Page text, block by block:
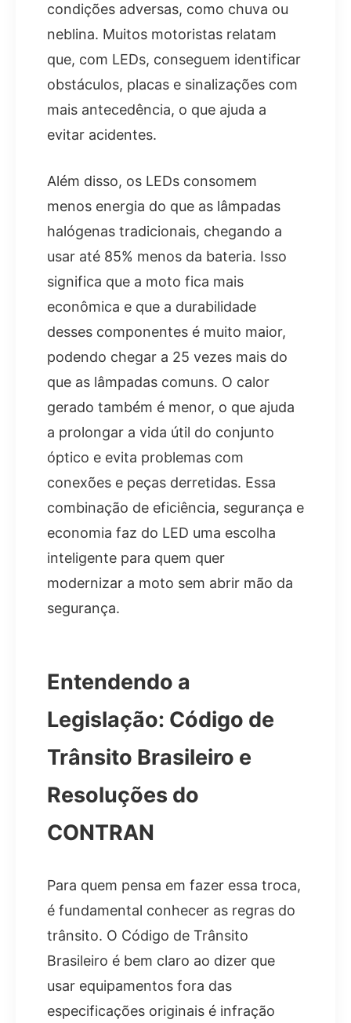
condições adversas, como chuva ou
neblina. Muitos motoristas relatam
que, com LEDs, conseguem identificar
obstáculos, placas e sinalizações com
mais antecedência, o que ajuda a
evitar acidentes.
Além disso, os LEDs consomem
menos energia do que as lâmpadas
halógenas tradicionais, chegando a
usar até 85% menos da bateria. Isso
significa que a moto fica mais
econômica e que a durabilidade
desses componentes é muito maior,
podendo chegar a 25 vezes mais do
que as lâmpadas comuns. O calor
gerado também é menor, o que ajuda
a prolongar a vida útil do conjunto
óptico e evita problemas com
conexões e peças derretidas. Essa
combinação de eficiência, segurança e
economia faz do LED uma escolha
inteligente para quem quer
modernizar a moto sem abrir mão da
segurança.
Entendendo a
Legislação: Código de
Trânsito Brasileiro e
Resoluções do
CONTRAN
Para quem pensa em fazer essa troca,
é fundamental conhecer as regras do
trânsito. O Código de Trânsito
Brasileiro é bem claro ao dizer que
usar equipamentos fora das
especificações originais é infração